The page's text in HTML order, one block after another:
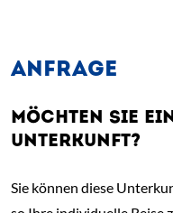
ANFRAGE
MÖCHTEN SIE
UNTERKUNFT?
Sie können diese